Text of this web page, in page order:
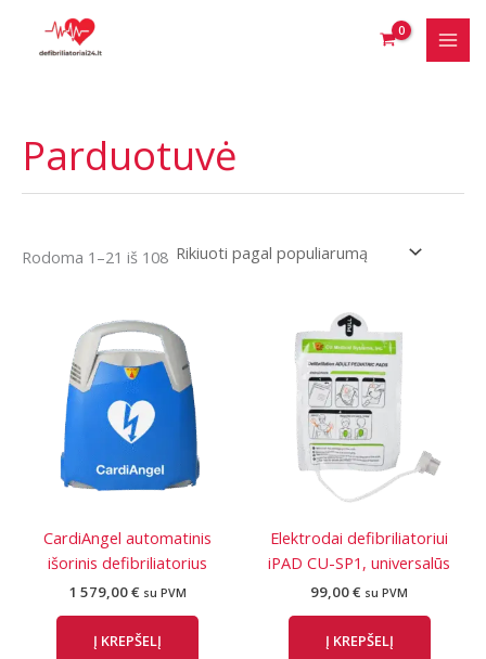
turinio
Parduotuvė
Rodoma 1–21 iš 108Rūšiuojama
CardiAngel automatinis
išorinis defibriliatorius
1 579,00€ su PVM
Į KREPŠELĮ
Elektrodai defibriliatoriui
iPAD CU-SP1, universalūs
99,00€ su PVM
Į KREPŠELĮ